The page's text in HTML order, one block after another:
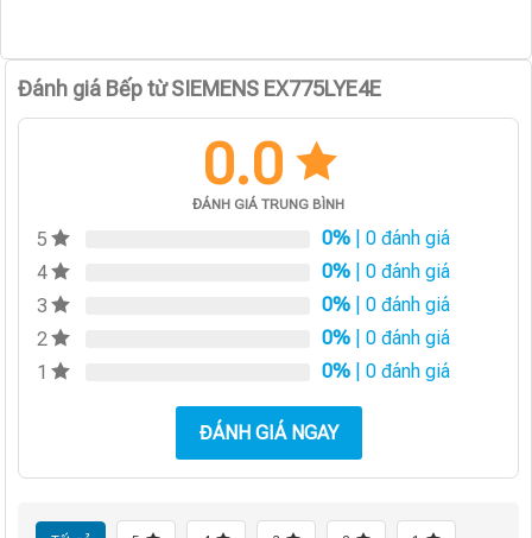
Đánh giá Bếp từ SIEMENS EX775LYE4E
0.0
ĐÁNH GIÁ TRUNG BÌNH
5 0% | 0 đánh giá
4
0% | 0 đánh giá
3
0% | 0 đánh giá
2
0% | 0 đánh giá
1
0% | 0 đánh giá
ĐÁNH GIÁ NGAY